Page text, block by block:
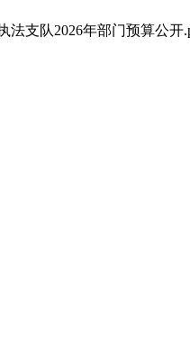
法支队2026年部门预算公开